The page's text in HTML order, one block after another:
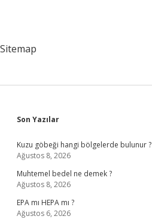
Sitemap
Sidebar
Son Yazılar
Kuzu göbeği hangi bölgelerde bulunur ?
Ağustos 8, 2026
Muhtemel bedel ne demek ?
Ağustos 8, 2026
EPA mı HEPA mı ?
Ağustos 6, 2026